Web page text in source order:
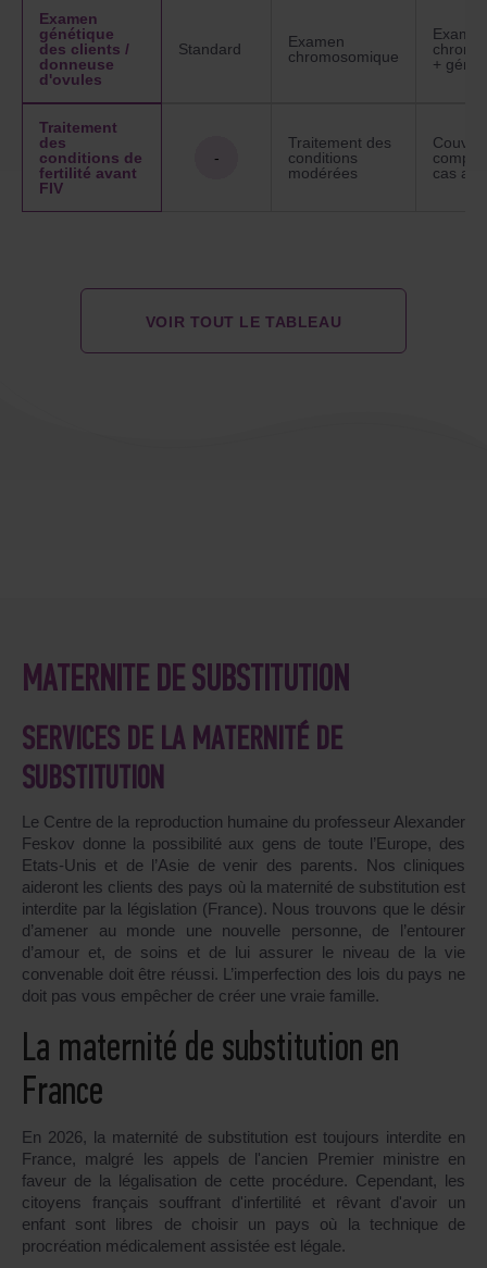
Examen
génétique
des clients /
donneuse
d'ovules
Standard
Examen
chromosomique
+
Traitement
des
conditions de
fertilité avant
FIV
-
Traitement des
conditions
modérées
cas
VOIR TOUT LE TABLEAU
MATERNITÉ DE SUBSTITUTION
SERVICES DE LA MATERNITÉ DE
SUBSTITUTION
Le Centre de la reproduction humaine du professeur Alexander
Feskov donne la possibilité aux gens de toute l’Europe, des
Etats-Unis et de l’Asie de venir des parents. Nos cliniques
aideront les clients des pays où la maternité de substitution est
interdite par la législation (France). Nous trouvons que le désir
d’amener au monde une nouvelle personne, de l’entourer
d’amour et, de soins et de lui assurer le niveau de la vie
convenable doit être réussi. L’imperfection des lois du pays ne
doit pas vous empêcher de créer une vraie famille.
La maternité de substitution en
France
En 2026, la maternité de substitution est toujours interdite en
France, malgré les appels de l'ancien Premier ministre en
faveur de la légalisation de cette procédure. Cependant, les
citoyens français souffrant d'infertilité et rêvant d'avoir un
enfant sont libres de choisir un pays où la technique de
procréation médicalement assistée est légale.